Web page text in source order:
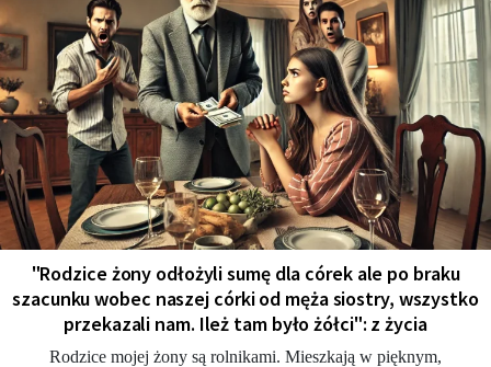
"Rodzice żony odłożyli sumę dla córek ale po braku
szacunku wobec naszej córki od męża siostry, wszystko
przekazali nam. Ileż tam było żółci": z życia
Rodzice mojej żony są rolnikami. Mieszkają w pięknym,